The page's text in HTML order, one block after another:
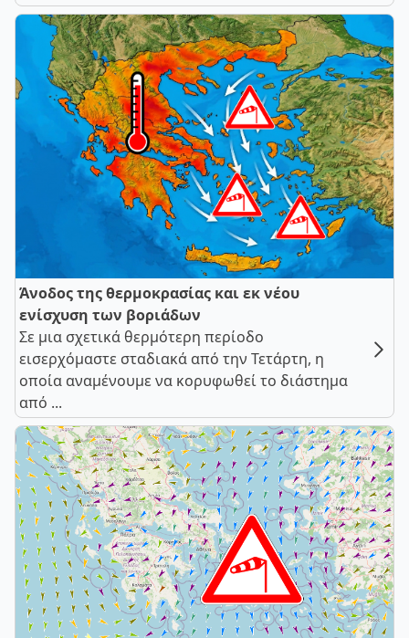
Άνοδος της θερμοκρασίας και εκ νέου
ενίσχυση των βοριάδων
Σε μια σχετικά θερμότερη περίοδο
εισερχόμαστε σταδιακά από την Τετάρτη, η
οποία αναμένουμε να κορυφωθεί το διάστημα
από ...